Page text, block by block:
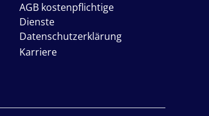
AGB kostenpflichtige
Dienste
Datenschutzerklärung
Karriere